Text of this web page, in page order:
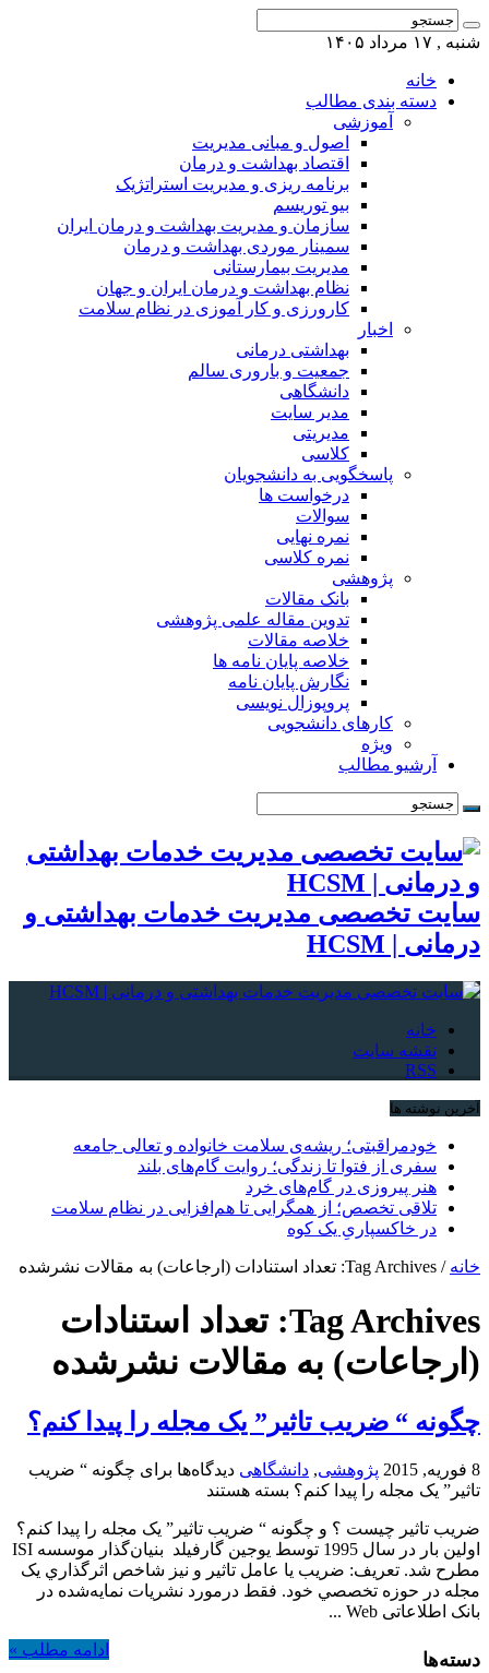
شنبه , ۱۷ مرداد ۱۴۰۵
خانه
دسته بندی مطالب
آموزشی
اصول و مبانی مدیریت
اقتصاد بهداشت و درمان
برنامه ریزی و مدیریت استراتژیک
بیو توریسم
سازمان و مدیریت بهداشت و درمان ایران
سمینار موردی بهداشت و درمان
مدیریت بیمارستانی
نظام بهداشت و درمان ایران و جهان
کارورزی و کار آموزی در نظام سلامت
اخبار
بهداشتی درمانی
جمعیت و باروری سالم
دانشگاهی
مدیر سایت
مدیریتی
کلاسی
پاسخگویی به دانشجویان
درخواست ها
سوالات
نمره نهایی
نمره کلاسی
پژوهشی
بانک مقالات
تدوین مقاله علمی پژوهشی
خلاصه مقالات
خلاصه پایان نامه ها
نگارش پایان نامه
پروپوزال نویسی
کارهای دانشجویی
ویژه
آرشیو مطالب
سایت تخصصی مدیریت خدمات بهداشتی و
درمانی | HCSM
خانه
نقشه سایت
RSS
آخرین نوشته ها
خودمراقبتی؛ ریشه‌ی سلامت خانواده و تعالی جامعه
سفری از فتوا تا زندگی؛ روایت گام‌های بلند
هنر پیروزی در گام‌های خرد
تلاقی تخصص؛ از همگرایی تا هم‌افزایی در نظام سلامت
در خاکسپاریِ یک کوه
خانه / Tag Archives: تعداد استنادات (ارجاعات) به مقالات نشرشده
Tag Archives: تعداد استنادات
(ارجاعات) به مقالات نشرشده
چگونه “ ضريب تاثير” يک مجله را پيدا کنم؟
8 فوریه, 2015 پژوهشی, دانشگاهی دیدگاه‌ها برای چگونه “ ضريب
تاثير” يک مجله را پيدا کنم؟ بسته هستند
ضريب تاثير چيست ؟ و چگونه “ ضريب تاثير” يک مجله را پيدا کنم؟
اولين بار در سال 1995 توسط يوجين گارفيلد بنيان‌گذار موسسه ISI
مطرح شد. تعريف: ضريب يا عامل تاثير و نيز شاخص اثرگذاري يک
مجله در حوزه تخصصي خود. فقط درمورد نشريات نمايه‌شده در
بانک اطلاعاتی Web ...
ادامه مطلب » دسته‌ها